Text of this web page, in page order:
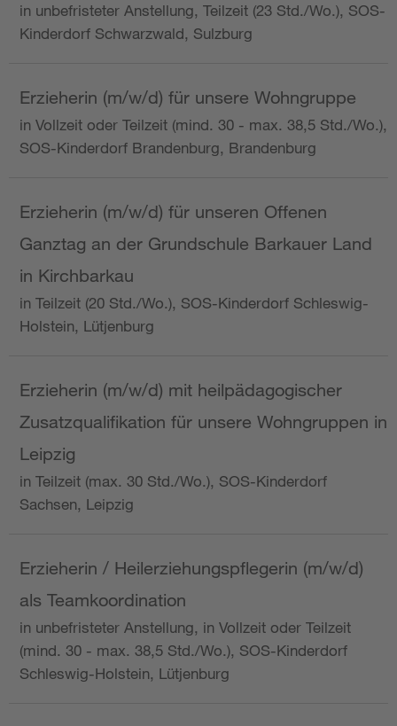
in unbefristeter Anstellung, Teilzeit (23 Std./Wo.), SOS-
Kinderdorf Schwarzwald, Sulzburg
Erzieherin (m/w/d) für unsere Wohngruppe
in Vollzeit oder Teilzeit (mind. 30 - max. 38,5 Std./Wo.),
SOS-Kinderdorf Brandenburg, Brandenburg
Erzieherin (m/w/d) für unseren Offenen
Ganztag an der Grundschule Barkauer Land
in Kirchbarkau
in Teilzeit (20 Std./Wo.), SOS-Kinderdorf Schleswig-
Holstein, Lütjenburg
Erzieherin (m/w/d) mit heilpädagogischer
Zusatzqualifikation für unsere Wohngruppen in
Leipzig
in Teilzeit (max. 30 Std./Wo.), SOS-Kinderdorf
Sachsen, Leipzig
Erzieherin / Heilerziehungspflegerin (m/w/d)
als Teamkoordination
in unbefristeter Anstellung, in Vollzeit oder Teilzeit
(mind. 30 - max. 38,5 Std./Wo.), SOS-Kinderdorf
Schleswig-Holstein, Lütjenburg